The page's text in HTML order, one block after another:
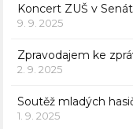
Koncert ZUŠ v
9. 9. 2025
Zpravodajem ke
2. 9. 2025
Soutěž mladých
1. 9. 2025